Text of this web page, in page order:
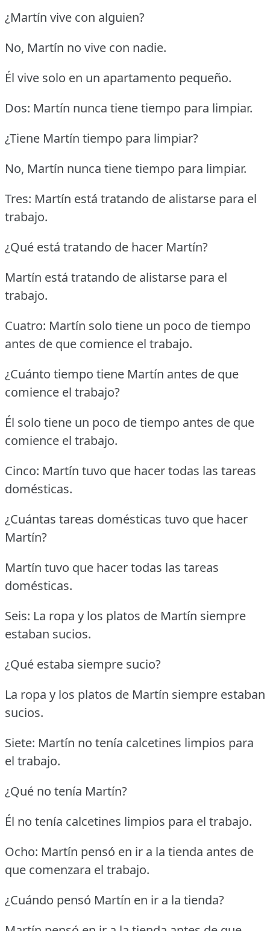
¿Martín vive con alguien?
No, Martín no vive con nadie.
Él vive solo en un apartamento pequeño.
Dos: Martín nunca tiene tiempo para limpiar.
¿Tiene Martín tiempo para limpiar?
No, Martín nunca tiene tiempo para limpiar.
Tres: Martín está tratando de alistarse para el
trabajo.
¿Qué está tratando de hacer Martín?
Martín está tratando de alistarse para el
trabajo.
Cuatro: Martín solo tiene un poco de tiempo
antes de que comience el trabajo.
¿Cuánto tiempo tiene Martín antes de que
comience el trabajo?
Él solo tiene un poco de tiempo antes de que
comience el trabajo.
Cinco: Martín tuvo que hacer todas las tareas
domésticas.
¿Cuántas tareas domésticas tuvo que hacer
Martín?
Martín tuvo que hacer todas las tareas
domésticas.
Seis: La ropa y los platos de Martín siempre
estaban sucios.
¿Qué estaba siempre sucio?
La ropa y los platos de Martín siempre estaban
sucios.
Siete: Martín no tenía calcetines limpios para
el trabajo.
¿Qué no tenía Martín?
Él no tenía calcetines limpios para el trabajo.
Ocho: Martín pensó en ir a la tienda antes de
que comenzara el trabajo.
¿Cuándo pensó Martín en ir a la tienda?